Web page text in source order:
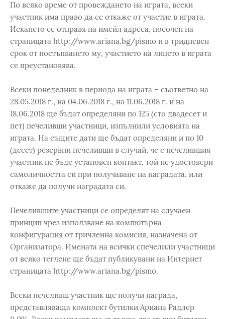
По всяко време от провеждането на играта, всеки
участник има право да се откаже от участие в играта.
Искането се отправя на имейл адреса, посочен на
страницата http://www.ariana.bg/pismo и в тридневен
срок от постъпването му, участието на лицето в играта
се преустановява.
Всеки понеделник в периода на играта – съответно на
28.05.2018 г., на 04.06.2018 г., на 11.06.2018 г. и на
18.06.2018 ще бъдат определяни по 125 (сто двадесет и
пет) печеливши участници, изпълнили условията на
играта. На същите дати ще бъдат определяни и по 10
(десет) резервни печеливши в случай, че с печелившия
участник не бъде установен контакт, той не удостовери
самоличността си при получаване на наградата, или
откаже да получи наградата си.
Печелившите участници се определят на случаен
принцип чрез използване на компютърна
конфигурация от тричленна комисия, назначена от
Организатора. Имената на всички спечелили участници
от всяко теглене ще бъдат публикувани на Интернет
страницата http://www.ariana.bg/pismo.
Всеки печеливш участник ще получи награда,
представляваща комплект бутилки Ариана Радлер